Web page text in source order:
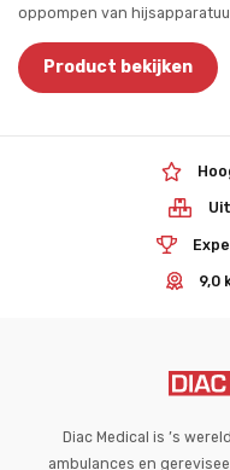
oppompen van
Product bekijken
9,0
Diac Medical is ’s
ambulances en